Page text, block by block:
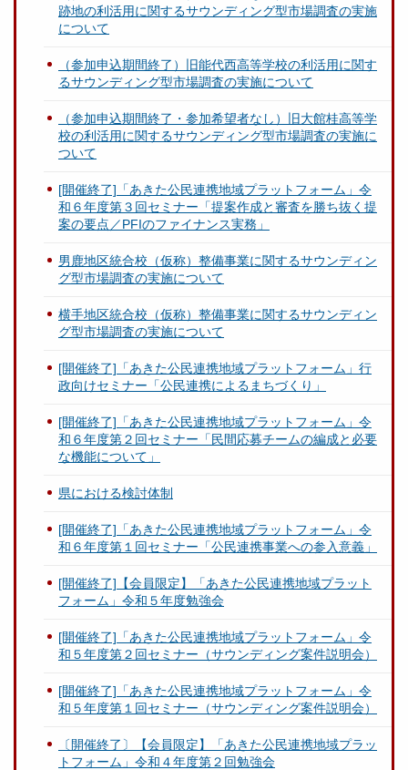
跡地の利活用に関するサウンディング型市場調査の実施
について
（参加申込期間終了）旧能代西高等学校の利活用に関す
るサウンディング型市場調査の実施について
（参加申込期間終了・参加希望者なし）旧大館桂高等学
校の利活用に関するサウンディング型市場調査の実施に
ついて
[開催終了]「あきた公民連携地域プラットフォーム」令
和６年度第３回セミナー「提案作成と審査を勝ち抜く提
案の要点／PFIのファイナンス実務」
男鹿地区統合校（仮称）整備事業に関するサウンディン
グ型市場調査の実施について
横手地区統合校（仮称）整備事業に関するサウンディン
グ型市場調査の実施について
[開催終了]「あきた公民連携地域プラットフォーム」行
政向けセミナー「公民連携によるまちづくり」
[開催終了]「あきた公民連携地域プラットフォーム」令
和６年度第２回セミナー「民間応募チームの編成と必要
な機能について」
県における検討体制
[開催終了]「あきた公民連携地域プラットフォーム」令
和６年度第１回セミナー「公民連携事業への参入意義」
[開催終了]【会員限定】「あきた公民連携地域プラット
フォーム」令和５年度勉強会
[開催終了]「あきた公民連携地域プラットフォーム」令
和５年度第２回セミナー（サウンディング案件説明会）
[開催終了]「あきた公民連携地域プラットフォーム」令
和５年度第１回セミナー（サウンディング案件説明会）
〔開催終了〕【会員限定】「あきた公民連携地域プラッ
トフォーム」令和４年度第２回勉強会